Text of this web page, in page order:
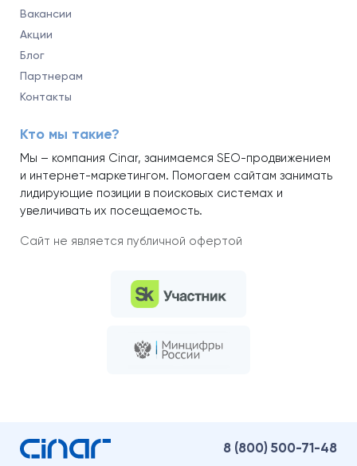
Вакансии
Акции
Блог
Партнерам
Контакты
Кто мы такие?
Мы – компания Cinar, занимаемся SEO-продвижением
и интернет-маркетингом. Помогаем сайтам занимать
лидирующие позиции в поисковых системах и
увеличивать их посещаемость.
Сайт не является публичной офертой
8 (800) 500-71-48